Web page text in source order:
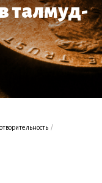
талмуд-
/